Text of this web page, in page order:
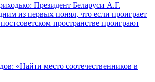
Президент Беларуси А.Г.
из первых понял, что если проиграет
пространстве проиграют
«Найти место соотечественников в